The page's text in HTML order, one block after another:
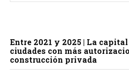
Entre 2021 y 2025 | La
ciudades con más
construcción privada